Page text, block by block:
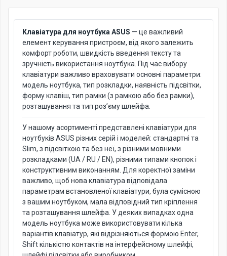
Клавіатура для ноутбука ASUS — це важливий
елемент керування пристроєм, від якого залежить
комфорт роботи, швидкість введення тексту та
зручність використання ноутбука. Під час вибору
клавіатури важливо враховувати основні параметри:
модель ноутбука, тип розкладки, наявність підсвітки,
форму клавіш, тип рамки (з рамкою або без рамки),
розташування та тип роз’єму шлейфа.
У нашому асортименті представлені клавіатури для
ноутбуків ASUS різних серій і моделей: стандартні та
Slim, з підсвіткою та без неї, з різними мовними
розкладками (UA / RU / EN), різними типами кнопок і
конструктивним виконанням. Для коректної заміни
важливо, щоб нова клавіатура відповідала
параметрам встановленої клавіатури, була сумісною
з вашим ноутбуком, мала відповідний тип кріплення
та розташування шлейфа. У деяких випадках одна
модель ноутбука може використовувати кілька
варіантів клавіатур, які відрізняються формою Enter,
Shift кількістю контактів на інтерфейсному шлейфі,